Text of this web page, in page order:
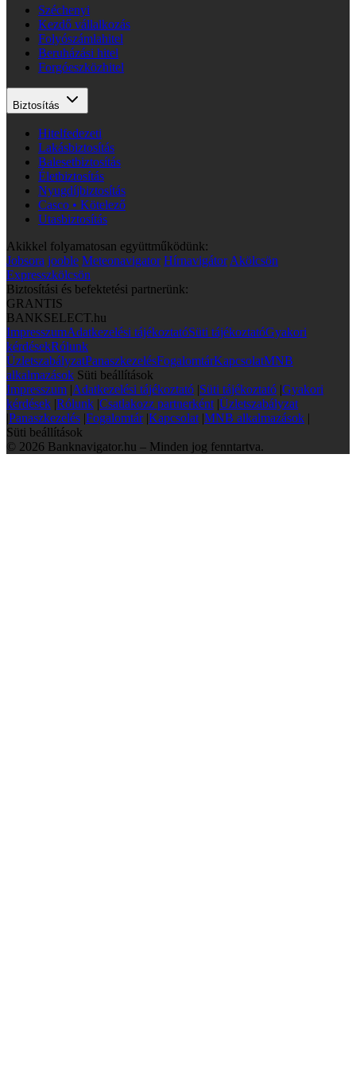
Széchenyi
Kezdő vállalkozás
Folyószámlahitel
Beruházási hitel
Forgóeszközhitel
Biztosítás
Hitelfedezeti
Lakásbiztosítás
Balesetbiztosítás
Életbiztosítás
Nyugdíjbiztosítás
Casco • Kötelező
Utasbiztosítás
Akikkel folyamatosan együttműködünk:
Jobsora jooble Meteonavigator Hírnavigátor Akölcsön
Expresszkölcsön
Biztosítási és befektetési partnerünk:
GRANTIS
BANKSELECT.hu
ImpresszumAdatkezelési tájékoztatóSüti tájékoztatóGyakori
kérdésekRólunk
ÜzletszabályzatPanaszkezelésFogalomtárKapcsolatMNB
alkalmazások Süti beállítások
Impresszum |Adatkezelési tájékoztató |Süti tájékoztató |Gyakori
kérdések |Rólunk |Csatlakozz partnerként |Üzletszabályzat
|Panaszkezelés |Fogalomtár |Kapcsolat |MNB alkalmazások |
Süti beállítások
© 2026 Banknavigator.hu – Minden jog fenntartva.